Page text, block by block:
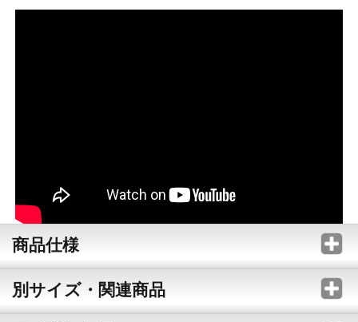
商品仕様
別サイズ・関連商品